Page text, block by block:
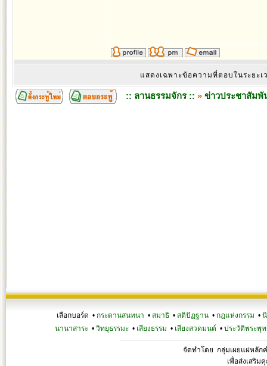
แสดงเฉพาะข้อความที่ตอบในระยะ
:: ลานธรรมจักร :: » ข่าวประชาสัมพั
เลือกบอร์ด • กระดานสนทนา • สมาธิ • สติปัฏฐาน • กฎแห่งกรรม •
นานาสาระ• วิทยุธรรมะ• เสียงธรรม • เสียงสวดมนต์ • ประวัติพระพุท
จัดทำโดย กลุ่มเผยแผ่หลัก
เพื่อส่งเสริม